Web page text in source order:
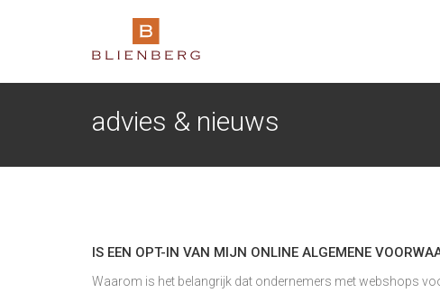
advies & nieuws
IS EEN OPT-IN VAN MIJN ONLINE ALGEMENE
Waarom is het belangrijk dat ondernemers met webshops